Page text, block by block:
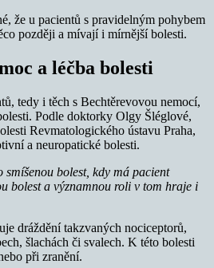
že u pacientů s pravidelným pohybem
později a mívají i mírnější bolesti.
a léčba bolesti
tedy i těch s Bechtěrevovou nemocí,
Podle doktorky Olgy Šléglové,
Revmatologického ústavu Praha,
a neuropatické bolesti.
smíšenou bolest, kdy má pacient
bolest a významnou roli v tom hraje i
dráždění takzvaných nociceptorů,
šlachách či svalech. K této bolesti
při zranění.